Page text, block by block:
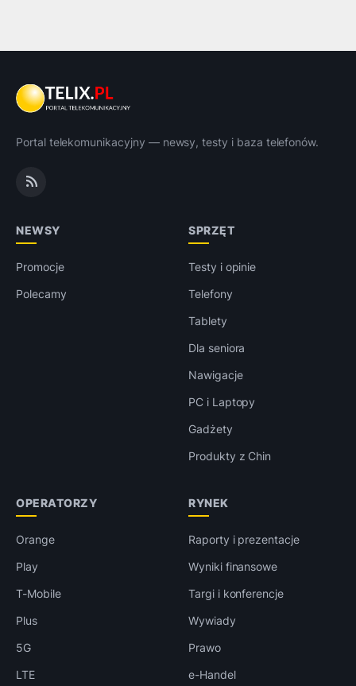
Portal telekomunikacyjny — newsy, testy i baza telefonów.
NEWSY
Promocje
Polecamy
SPRZĘT
Testy i opinie
Telefony
Tablety
Dla seniora
Nawigacje
PC i Laptopy
Gadżety
Produkty z Chin
OPERATORZY
Orange
Play
T-Mobile
Plus
5G
LTE
RYNEK
Raporty i prezentacje
Wyniki finansowe
Targi i konferencje
Wywiady
Prawo
e-Handel